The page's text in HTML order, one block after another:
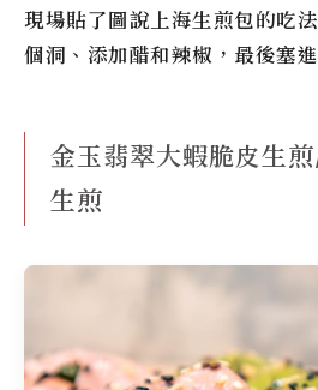
現場貼了圖說上海生煎包的吃
個洞、添加醋和辣椒，最後塞進
金玉翡翠大蝦脆皮生
生煎